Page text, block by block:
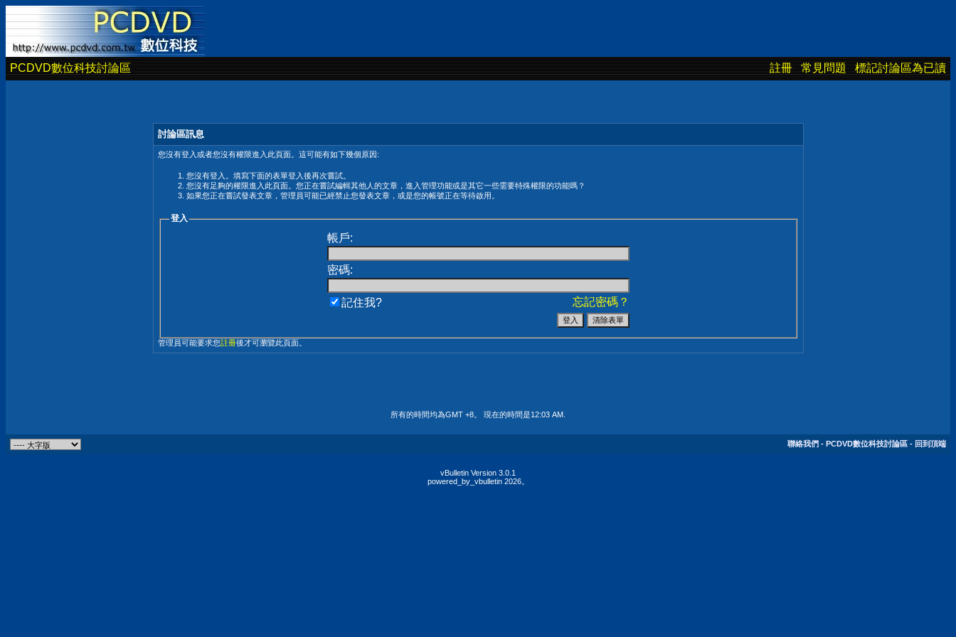
PCDVD數位科技討論區 註冊 常見問題 標記討論區為已讀
討論區訊息
您沒有登入或者您沒有權限進入此頁面。這可能有如下幾個原因:
您沒有登入。填寫下面的表單登入後再次嘗試。
您沒有足夠的權限進入此頁面。您正在嘗試編輯其他人的文章，進入管理功能或是其它一些需要特殊權限的功能嗎？
如果您正在嘗試發表文章，管理員可能已經禁止您發表文章，或是您的帳號正在等待啟用。
登入
帳戶:
密碼:
忘記密碼？
記住我?
管理員可能要求您註冊後才可瀏覽此頁面。
所有的時間均為GMT +8。 現在的時間是12:03 AM
聯絡我們 - PCDVD數位科技討論區 - 回到頂端
vBulletin Version 3.0.1
powered_by_vbulletin 2026。